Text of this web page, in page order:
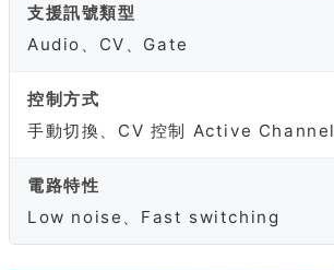
支援訊號類型
Audio、CV、Gate
控制方式
手動切換、CV 控制 Active Channel
電路特性
Low noise、Fast switching